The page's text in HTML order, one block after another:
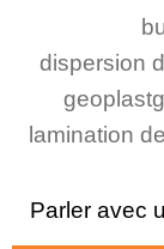
dispersion
geoplast
lamination
Parler avec